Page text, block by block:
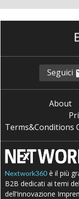
Seguici
About
Terms&Conditions
Nextwork360 è il più
B2B dedicati ai temi
dell’Innovazione